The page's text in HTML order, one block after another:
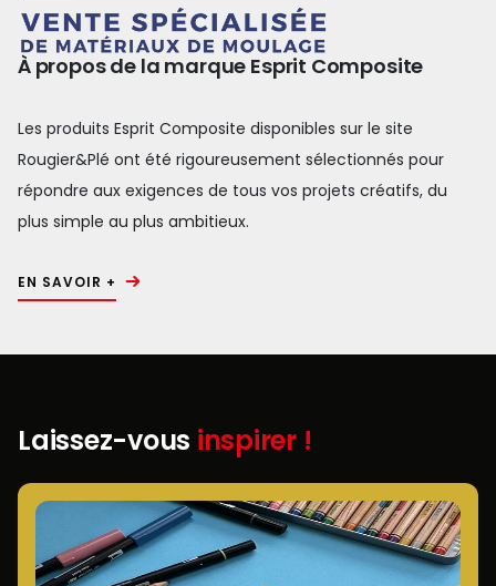
À propos de la marque Esprit Composite
Les produits Esprit Composite disponibles sur le site
Rougier&Plé ont été rigoureusement sélectionnés pour
répondre aux exigences de tous vos projets créatifs, du
plus simple au plus ambitieux.
EN SAVOIR +
Laissez-vous inspirer !